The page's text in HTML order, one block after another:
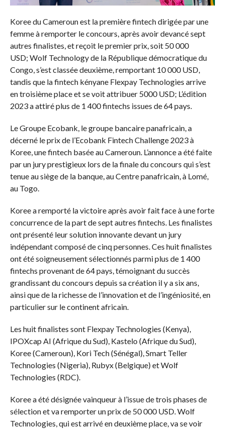
Koree du Cameroun est la première fintech dirigée par une
femme à remporter le concours, après avoir devancé sept
autres finalistes, et reçoit le premier prix, soit 50 000
USD; Wolf Technology de la République démocratique du
Congo, s’est classée deuxième, remportant 10 000 USD,
tandis que la fintech kényane Flexpay Technologies arrive
en troisième place et se voit attribuer 5000 USD; L’édition
2023 a attiré plus de 1 400 fintechs issues de 64 pays.
Le Groupe Ecobank, le groupe bancaire panafricain, a
décerné le prix de l’Ecobank Fintech Challenge 2023 à
Koree, une fintech basée au Cameroun. L’annonce a été faite
par un jury prestigieux lors de la finale du concours qui s’est
tenue au siège de la banque, au Centre panafricain, à Lomé,
au Togo.
Koree a remporté la victoire après avoir fait face à une forte
concurrence de la part de sept autres fintechs. Les finalistes
ont présenté leur solution innovante devant un jury
indépendant composé de cinq personnes. Ces huit finalistes
ont été soigneusement sélectionnés parmi plus de 1 400
fintechs provenant de 64 pays, témoignant du succès
grandissant du concours depuis sa création il y a six ans,
ainsi que de la richesse de l’innovation et de l’ingéniosité, en
particulier sur le continent africain.
Les huit finalistes sont Flexpay Technologies (Kenya),
IPOXcap AI (Afrique du Sud), Kastelo (Afrique du Sud),
Koree (Cameroun), Kori Tech (Sénégal), Smart Teller
Technologies (Nigeria), Rubyx (Belgique) et Wolf
Technologies (RDC).
Koree a été désignée vainqueur à l’issue de trois phases de
sélection et va remporter un prix de 50 000 USD. Wolf
Technologies, qui est arrivé en deuxième place, va se voir